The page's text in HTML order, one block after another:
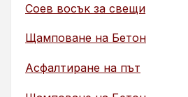
Соев восък за свещи
Щамповане на Бетон
Асфалтиране на път